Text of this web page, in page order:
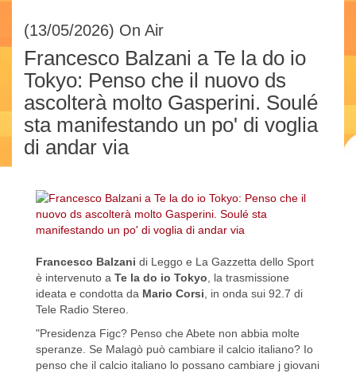
(13/05/2026) On Air
Francesco Balzani a Te la do io
Tokyo: Penso che il nuovo ds
ascolterà molto Gasperini. Soulé
sta manifestando un po' di voglia
di andar via
Francesco Balzani di Leggo e La Gazzetta dello Sport
è intervenuto a Te la do io Tokyo, la trasmissione
ideata e condotta da Mario Corsi, in onda sui 92.7 di
Tele Radio Stereo.
"Presidenza Figc? Penso che Abete non abbia molte
speranze. Se Malagò può cambiare il calcio italiano? Io
penso che il calcio italiano lo possano cambiare j giovani